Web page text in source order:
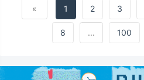
« 1 2 3
8 ... 100